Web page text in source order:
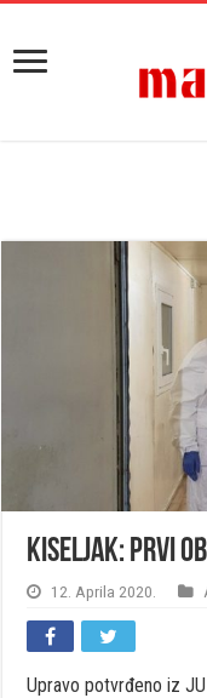
Kiseljak: Prvi
12. Aprila 2020.
Upravo potvrđeno iz